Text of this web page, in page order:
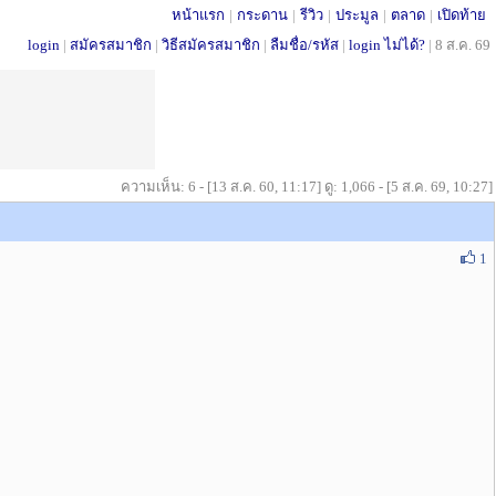
หน้าแรก | กระดาน | รีวิว | ประมูล | ตลาด | เปิดท้าย
login | สมัครสมาชิก | วิธีสมัครสมาชิก | ลืมชื่อ/รหัส | login ไม่ได้? | 8 ส.ค. 69
ความเห็น: 6 - [13 ส.ค. 60, 11:17] ดู: 1,066 - [5 ส.ค. 69, 10:27]
1